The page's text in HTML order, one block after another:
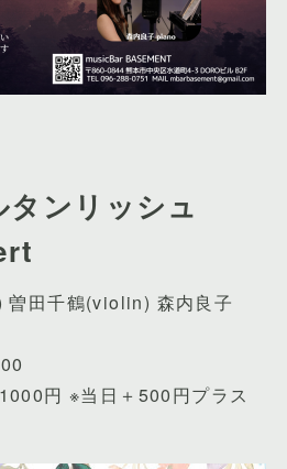
ンリッシュ
曽田千鶴(violin) 森内良子
円 ※当日＋500円プラス